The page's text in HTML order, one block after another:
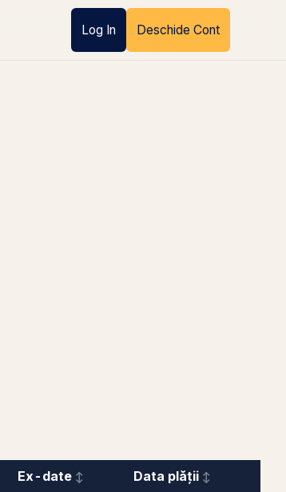
Log In Deschide Cont
Ex-date
Data plății